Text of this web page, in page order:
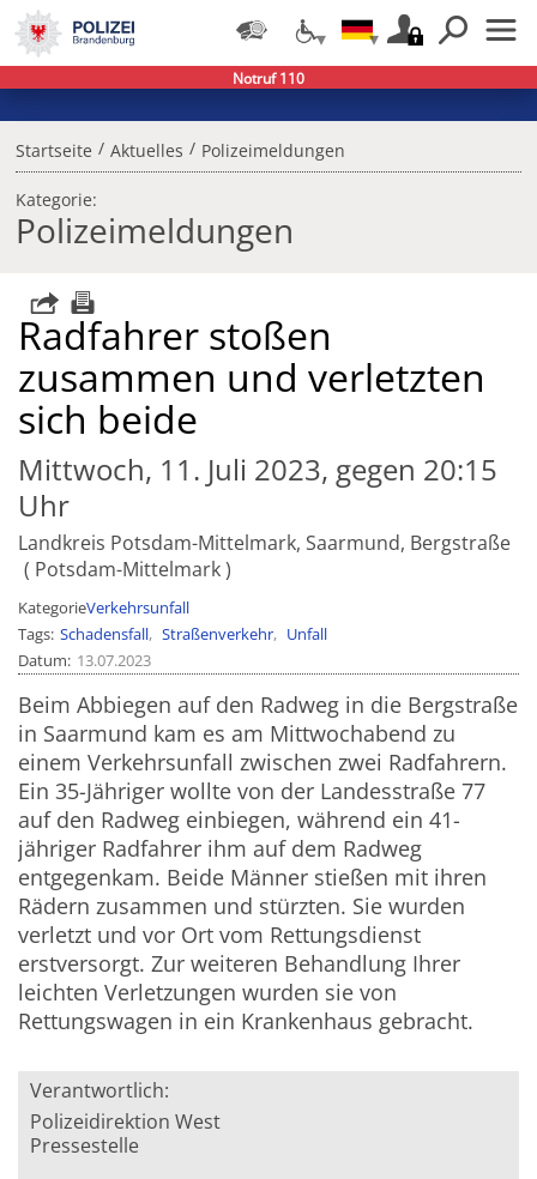
Startseite / Aktuelles / Polizeimeldungen
Kategorie:
Polizeimeldungen
Radfahrer stoßen
zusammen und verletzten
sich beide
Mittwoch, 11. Juli 2023, gegen 20:15
Uhr
Landkreis Potsdam-Mittelmark, Saarmund, Bergstraße
Potsdam-Mittelmark
KategorieVerkehrsunfall
Tags Schadensfall Straßenverkehr
Unfall
Datum 13.07.2023
Beim Abbiegen auf den Radweg in die Bergstraße
in Saarmund kam es am Mittwochabend zu
einem Verkehrsunfall zwischen zwei Radfahrern.
Ein 35-Jähriger wollte von der Landesstraße 77
auf den Radweg einbiegen, während ein 41-
jähriger Radfahrer ihm auf dem Radweg
entgegenkam. Beide Männer stießen mit ihren
Rädern zusammen und stürzten. Sie wurden
verletzt und vor Ort vom Rettungsdienst
erstversorgt. Zur weiteren Behandlung Ihrer
leichten Verletzungen wurden sie von
Rettungswagen in ein Krankenhaus gebracht.
Verantwortlich:
Polizeidirektion West
Pressestelle
Notruf 110